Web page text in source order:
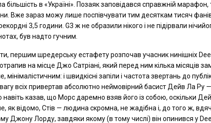
більшість в «Україні». Позаяк заповідався справжній марафон,
Вже зараз можу лише поспівчувати тим десяткам тисяч
3,5 години. G3 ж не образили нікого і не підірвали
був надто гучним.
першим шредерську естафету розпочав учасник нинішніх
на місце Джо Сатріані, який перед ним кілька місяців
мінімалістичним: і швидкісні запіли і частота звертань до
всіх привертав абсолютно неймовірний басист Дейв Ла Ру —
навіть казав, що Морс даремно взяв його із собою, оскільки
як відомо, Стів — людина скромна, не жадібна і, до того ж,
Джону Лорду, завдяки якому (в тому числі) він опинився у